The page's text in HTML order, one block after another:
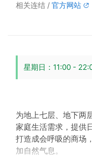
相关连结 官方网站
星期日：11:00 -
为地上七层、地下两
家庭生活需求，提供
打造成会呼吸的商场
加自然气息。